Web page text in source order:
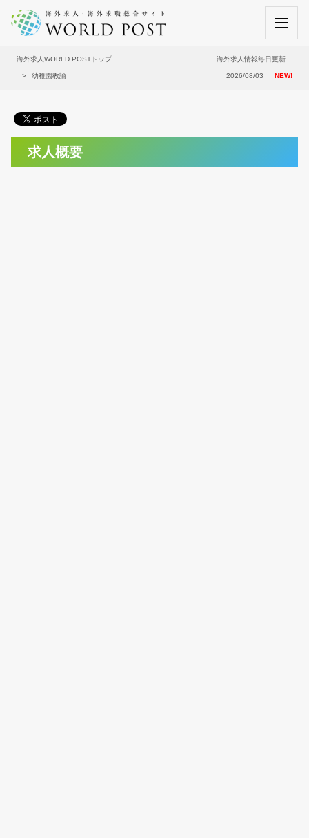
海外求人WORLD POSTトップ
幼稚園教諭
海外求人情報毎日更新
2026/08/03 NEW!
求人概要